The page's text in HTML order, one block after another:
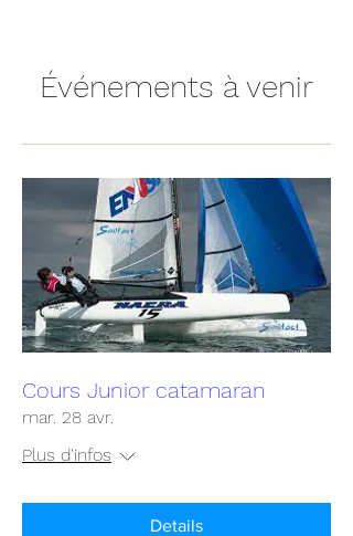
Événements à venir
Cours Junior catamaran
mar. 28 avr.
Plus d'infos
Details